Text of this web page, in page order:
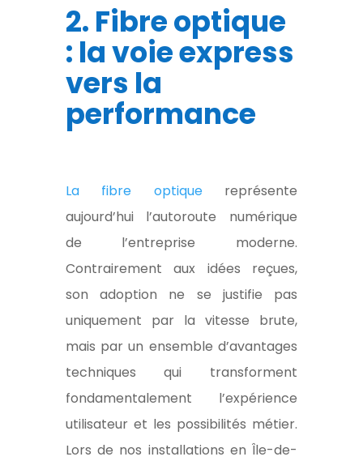
2. Fibre optique
: la voie express
vers la
performance
La fibre optiquereprésente
aujourd’hui l’autoroute numérique
de l’entreprise moderne.
Contrairement aux idées reçues,
son adoption ne se justifie pas
uniquement par la vitesse brute,
mais par un ensemble d’avantages
techniques qui transforment
fondamentalement l’expérience
utilisateur et les possibilités métier.
Lors de nos installations en Île-de-